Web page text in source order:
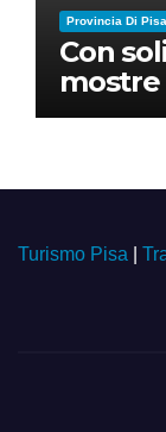
Provincia Di Pisa
Con
mostre
Turismo Pisa